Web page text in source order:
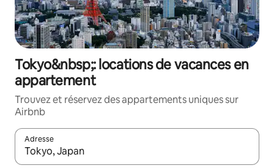
Tokyo&nbsp;: locations de vacances en
appartement
Trouvez et réservez des appartements uniques sur
Airbnb
Adresse
Lorsque les résultats s'affichent, utilisez les flèches vers le